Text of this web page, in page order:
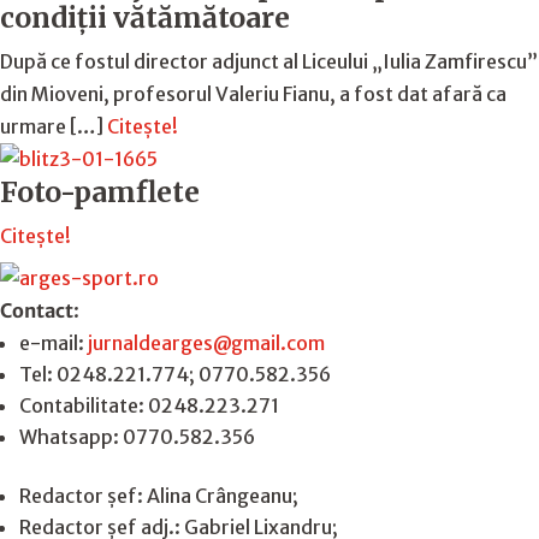
condiții vătămătoare
După ce fostul director adjunct al Liceului „Iulia Zamfirescu”
din Mioveni, profesorul Valeriu Fianu, a fost dat afară ca
urmare […] Citește!
Foto-pamflete
Citește!
Contact:
e-mail: jurnaldearges@gmail.com
Tel: 0248.221.774; 0770.582.356
Contabilitate: 0248.223.271
Whatsapp: 0770.582.356
Redactor șef: Alina Crângeanu;
Redactor șef adj.: Gabriel Lixandru;